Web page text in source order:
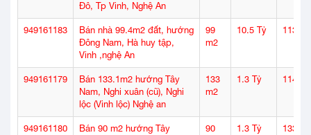
Đô, Tp Vinh, Nghệ An
949161183
Bán nhà 99.4m2 đất, hướng
Đông Nam, Hà huy tập,
Vinh ,nghệ An
99
m2
10.5 Tỷ 113
949161179
Bán 133.1m2 hướng Tây
Nam, Nghi xuân (cũ), Nghi
lộc (Vinh lộc) Nghệ an
133
m2
1.3 Tỷ 114
949161180
Bán 90 m2 hướng Tây
90
1.3 Tỷ 133